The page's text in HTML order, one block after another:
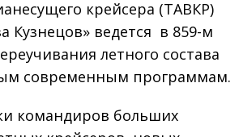
крейсера (ТАВКР)
Кузнецов» ведется в 859-м
летного состава
современным программам.
командиров больших